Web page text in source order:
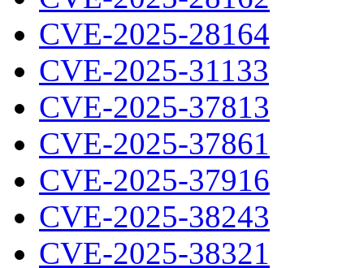
CVE-2025-28164
CVE-2025-31133
CVE-2025-37813
CVE-2025-37861
CVE-2025-37916
CVE-2025-38243
CVE-2025-38321